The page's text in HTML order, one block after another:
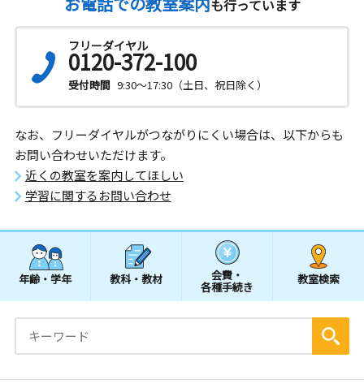
も行っています
フリーダイヤル
0120-372-100
受付時間 9:30～17:30（土日、祝日除く）
なお、フリーダイヤルがつながりにくい場合は、以下からも
お問い合わせいただけます。
近くの教室を案内してほしい
学習に関するお問い合わせ
年齢・学年 教科・教材 会費・
各種手続き
教室検索